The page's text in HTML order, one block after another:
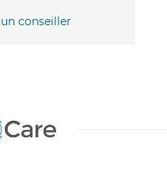
conseiller